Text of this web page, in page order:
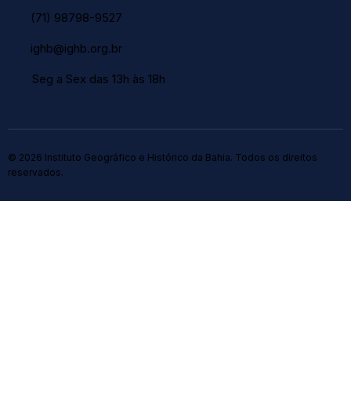
(71) 98798-9527
ighb@ighb.org.br
Seg a Sex das 13h às 18h
© 2026 Instituto Geográfico e Histórico da Bahia. Todos os direitos
reservados.